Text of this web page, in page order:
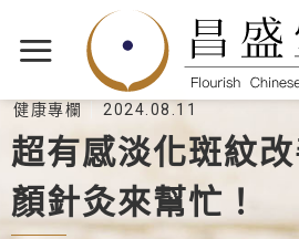
健康專欄 2024.08.11
超有感淡化斑紋
顏針灸來幫忙！